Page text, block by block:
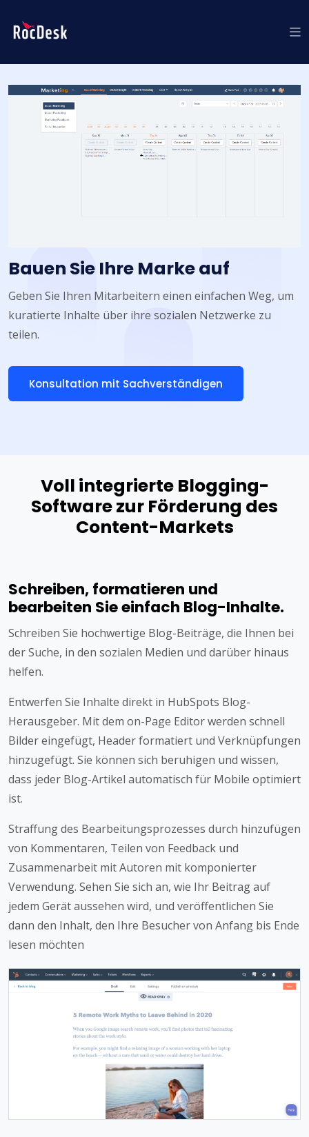
Bauen Sie Ihre Marke auf
Geben Sie Ihren Mitarbeitern einen einfachen Weg, um
kuratierte Inhalte über ihre sozialen Netzwerke zu
teilen.
Konsultation mit Sachverständigen
Voll integrierte Blogging-
Software zur Förderung des
Content-Markets
Schreiben, formatieren und
bearbeiten Sie einfach Blog-Inhalte.
Schreiben Sie hochwertige Blog-Beiträge, die Ihnen bei
der Suche, in den sozialen Medien und darüber hinaus
helfen.
Entwerfen Sie Inhalte direkt in HubSpots Blog-
Herausgeber. Mit dem on-Page Editor werden schnell
Bilder eingefügt, Header formatiert und Verknüpfungen
hinzugefügt. Sie können sich beruhigen und wissen,
dass jeder Blog-Artikel automatisch für Mobile optimiert
ist.
Straffung des Bearbeitungsprozesses durch hinzufügen
von Kommentaren, Teilen von Feedback und
Zusammenarbeit mit Autoren mit komponierter
Verwendung. Sehen Sie sich an, wie Ihr Beitrag auf
jedem Gerät aussehen wird, und veröffentlichen Sie
dann den Inhalt, den Ihre Besucher von Anfang bis Ende
lesen möchten